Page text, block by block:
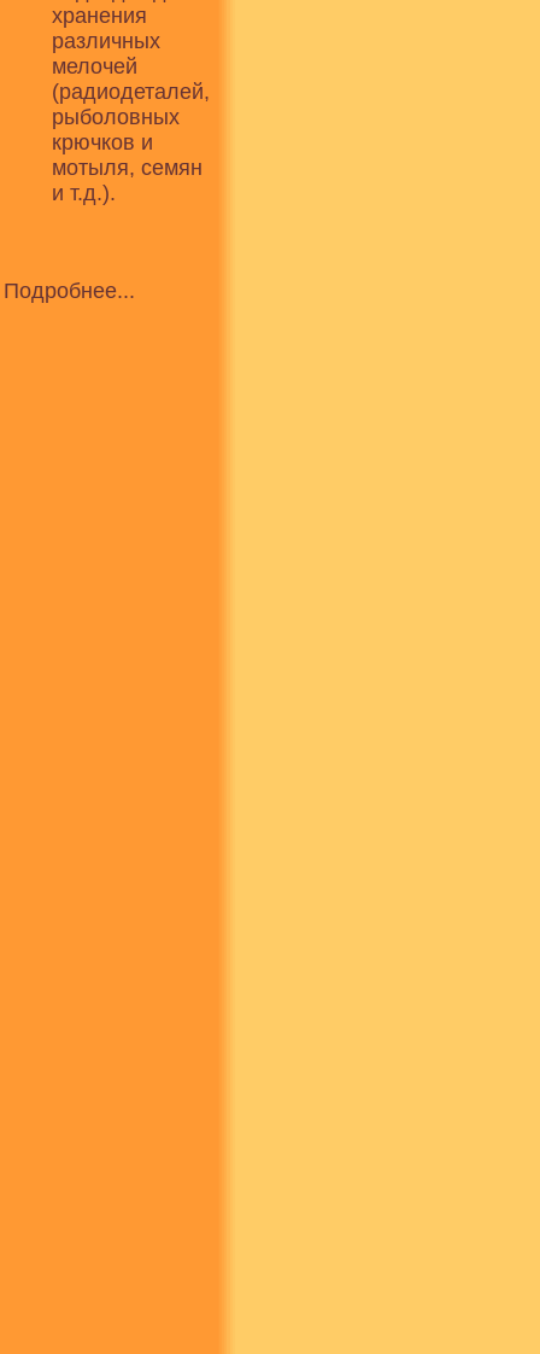
хранения
различных
мелочей
(радиодеталей,
рыболовных
крючков и
мотыля, семян
и т.д.).
Подробнее...